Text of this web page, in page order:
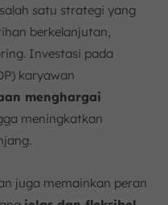
satu strategi yang
berkelanjutan,
Investasi pada
karyawan
menghargai
meningkatkan
juga memainkan peran